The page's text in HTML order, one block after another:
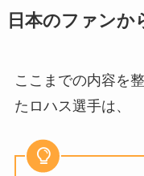
日本のファンか
ここまでの内容を
たロハス選手は、